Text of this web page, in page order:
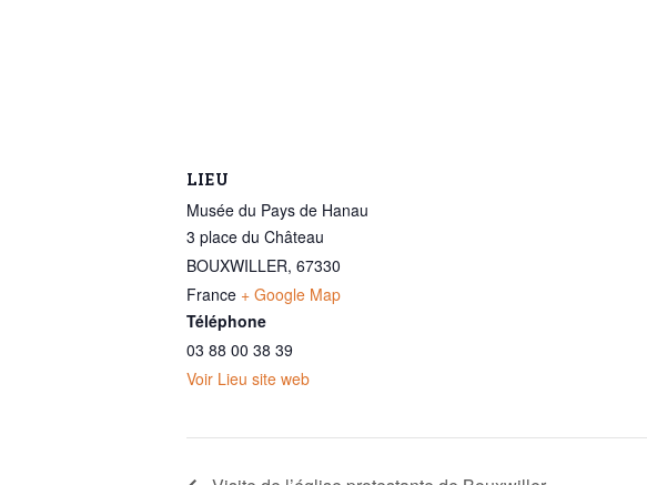
LIEU
Musée du Pays de Hanau
3 place du Château
BOUXWILLER, 67330
France + Google Map
Téléphone
03 88 00 38 39
Voir Lieu site web